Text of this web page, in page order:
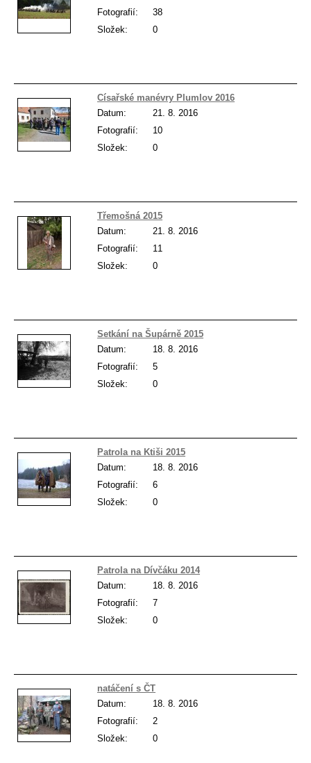
Fotografií:
38
Složek:
0
Císařské manévry Plumlov 2016
Datum:
21. 8. 2016
Fotografií:
10
Složek:
0
Třemošná 2015
Datum:
21. 8. 2016
Fotografií:
11
Složek:
0
Setkání na Šupárně 2015
Datum:
18. 8. 2016
Fotografií:
5
Složek:
0
Patrola na Ktiši 2015
Datum:
18. 8. 2016
Fotografií:
6
Složek:
0
Patrola na Dívčáku 2014
Datum:
18. 8. 2016
Fotografií:
7
Složek:
0
natáčení s ČT
Datum:
18. 8. 2016
Fotografií:
2
Složek:
0